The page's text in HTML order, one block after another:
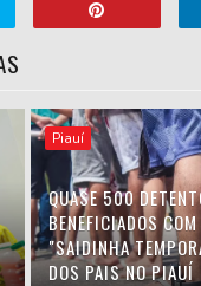
Piauí
QUASE 500
BENEFICIADOS COM
"SAIDINHA
DOS PAIS NO PIAUÍ